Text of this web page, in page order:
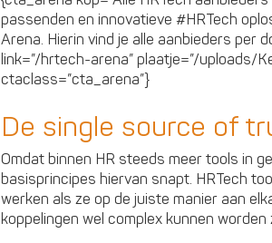
passenden en innovatieve #HRTech
Arena. Hierin vind je alle aanbieders per
link=”/hrtech-arena” plaatje=”/uploads/
ctaclass=”cta_arena”}
De single source of
Omdat binnen HR steeds meer tools in
basisprincipes hiervan snapt. HRTech
werken als ze op de juiste manier aan
koppelingen wel complex kunnen